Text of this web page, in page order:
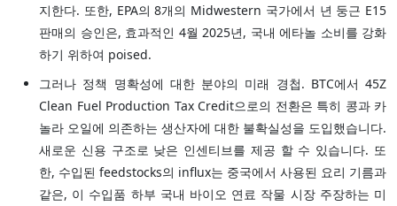
지한다. 또한, EPA의 8개의 Midwestern 국가에서 년 둥근 E15
판매의 승인은, 효과적인 4월 2025년, 국내 에타놀 소비를 강화
하기 위하여 poised.
그러나 정책 명확성에 대한 분야의 미래 경첩. BTC에서 45Z
Clean Fuel Production Tax Credit으로의 전환은 특히 콩과 카
놀라 오일에 의존하는 생산자에 대한 불확실성을 도입했습니다.
새로운 신용 구조로 낮은 인센티브를 제공 할 수 있습니다. 또
한, 수입된 feedstocks의 influx는 중국에서 사용된 요리 기름과
같은, 이 수입품 하부 국내 바이오 연료 작물 시장 주장하는 미